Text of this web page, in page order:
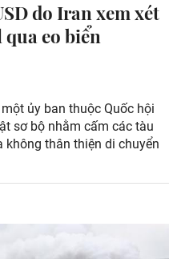
do Iran xem xét
eo biển
ủy ban thuộc Quốc hội
sơ bộ nhằm cấm các tàu
không thân thiện di chuyển